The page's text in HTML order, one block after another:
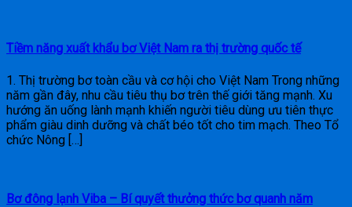
Tiềm năng xuất khẩu bơ Việt Nam ra thị trường quốc tế
1. Thị trường bơ toàn cầu và cơ hội cho Việt Nam Trong những
năm gần đây, nhu cầu tiêu thụ bơ trên thế giới tăng mạnh. Xu
hướng ăn uống lành mạnh khiến người tiêu dùng ưu tiên thực
phẩm giàu dinh dưỡng và chất béo tốt cho tim mạch. Theo Tổ
chức Nông […]
Bơ đông lạnh Viba – Bí quyết thưởng thức bơ quanh năm